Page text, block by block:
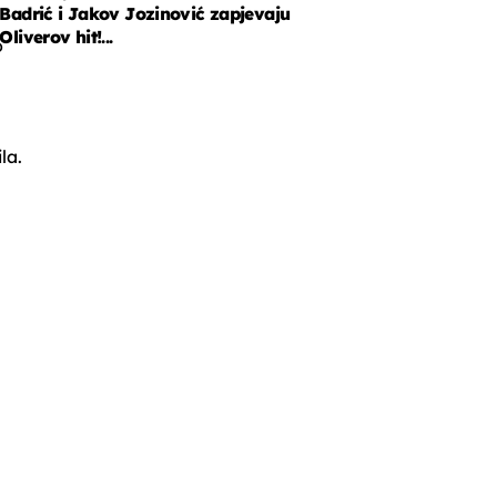
Badrić i Jakov Jozinović zapjevaju
Oliverov hit!...